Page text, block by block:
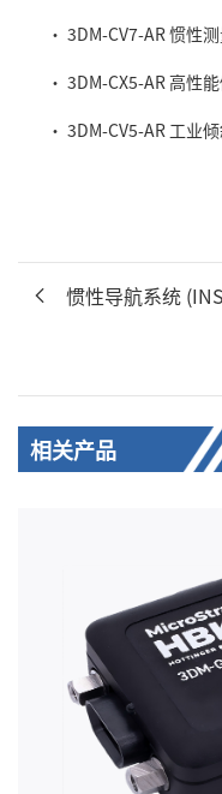
• 3DM-CV7-AR 惯性
• 3DM-CX5-AR 高性
• 3DM-CV5-AR 工业
惯性导航系统
相关产品